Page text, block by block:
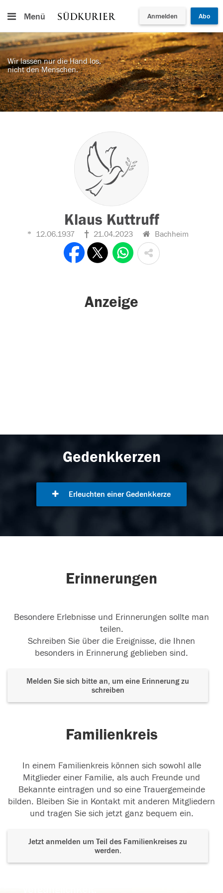
Menü Anmelden Abo
Wir lassen nur die Hand los,
nicht den Menschen.
Klaus Kuttruff
12.06.1937 21.04.2023 Bachheim
Anzeige
Gedenkkerzen
Erleuchten einer Gedenkkerze
Erinnerungen
Besondere Erlebnisse und Erinnerungen sollte man
teilen.
Schreiben Sie über die Ereignisse, die Ihnen
besonders in Erinnerung geblieben sind.
Melden Sie sich bitte an, um eine Erinnerung zu
schreiben
Familienkreis
In einem Familienkreis können sich sowohl alle
Mitglieder einer Familie, als auch Freunde und
Bekannte eintragen und so eine Trauergemeinde
bilden. Bleiben Sie in Kontakt mit anderen Mitgliedern
und tragen Sie sich jetzt ganz bequem ein.
Jetzt anmelden um Teil des Familienkreises zu
werden.